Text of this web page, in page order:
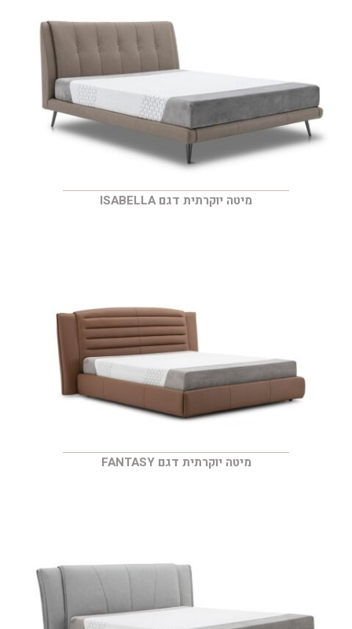
מיטה יוקרתית דגם ISABELLA
מיטה יוקרתית דגם FANTASY